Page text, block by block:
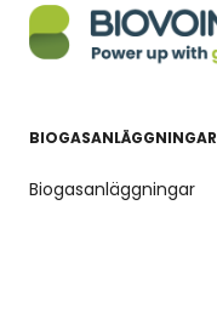
BIOGASANLÄGGNINGAR
Biogasanläggningar